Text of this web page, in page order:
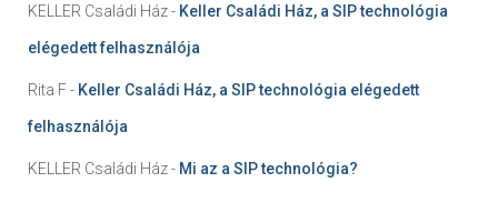
KELLER Családi Ház- Keller Családi Ház, a SIP technológia
elégedett felhasználója
Rita F- Keller Családi Ház, a SIP technológia elégedett
felhasználója
KELLER Családi Ház- Mi az a SIP technológia?